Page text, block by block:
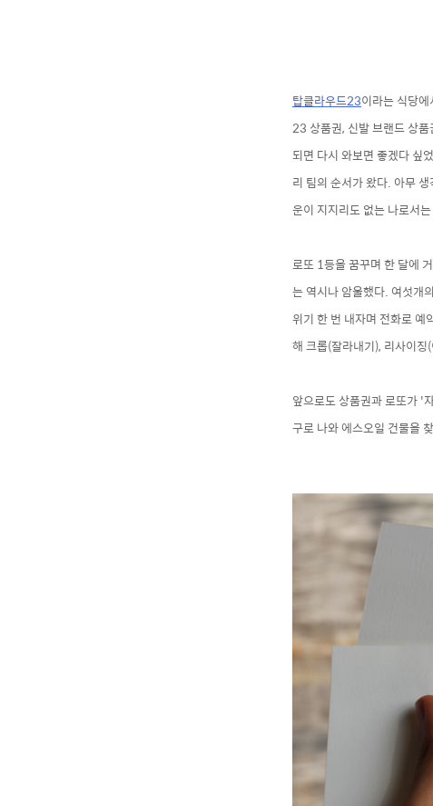
탑클라우드23이라는 식당
23 상품권, 신발 브랜드 상
되면 다시 와보면 좋겠다 싶
리 팀의 순서가 왔다. 아무
운이 지지리도 없는 나로서
로또 1등을 꿈꾸며 한 달에
는 역시나 암울했다. 여섯개
위기 한 번 내자며 전화로
해 크롭(잘라내기), 리사이
앞으로도 상품권과 로또가 '
구로 나와 에스오일 건물을